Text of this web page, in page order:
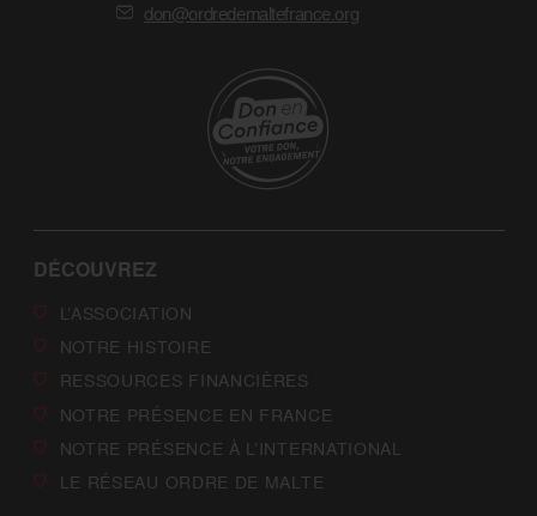
don@ordredemaltefrance.org
DÉCOUVREZ
L’ASSOCIATION
NOTRE HISTOIRE
RESSOURCES FINANCIÈRES
NOTRE PRÉSENCE EN FRANCE
NOTRE PRÉSENCE À L’INTERNATIONAL
LE RÉSEAU ORDRE DE MALTE